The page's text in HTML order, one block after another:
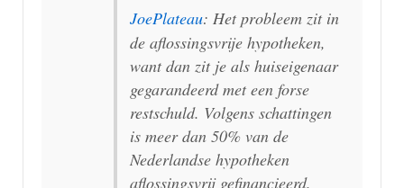
JoePlateau: Het probleem zit in
de aflossingsvrije hypotheken,
want dan zit je als huiseigenaar
gegarandeerd met een forse
restschuld. Volgens schattingen
is meer dan 50% van de
Nederlandse hypotheken
aflossingsvrij gefinancieerd.